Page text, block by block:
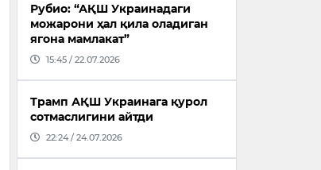
Рубио: “АҚШ Украинадаги
можарони ҳал қила оладиган
ягона мамлакат”
15:45 / 22.07.2026
Трамп АҚШ Украинага қурол
сотмаслигини айтди
22:24 / 24.07.2026